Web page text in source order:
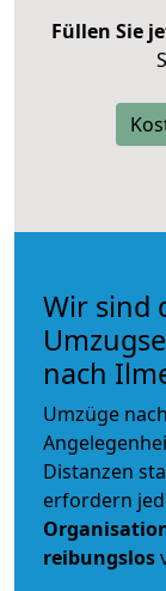
Füllen Sie
Wir sind
nach
Umzüge
Distanzen
erfordern
reibungslos